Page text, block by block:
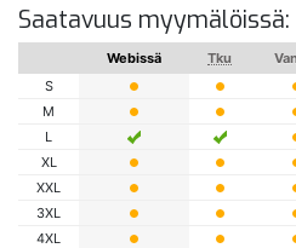
Saatavuus myymälöissä:
Webissä Tku
S
M
L
XL
XXL
3XL
4XL